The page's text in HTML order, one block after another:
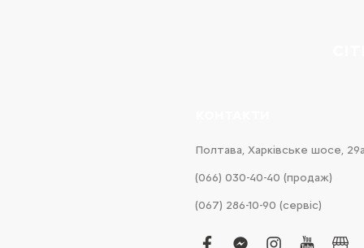
Полтава, Харківське шосе, 29а
(066) 030-40-40 (продаж)
(067) 286-10-90 (сервіс)